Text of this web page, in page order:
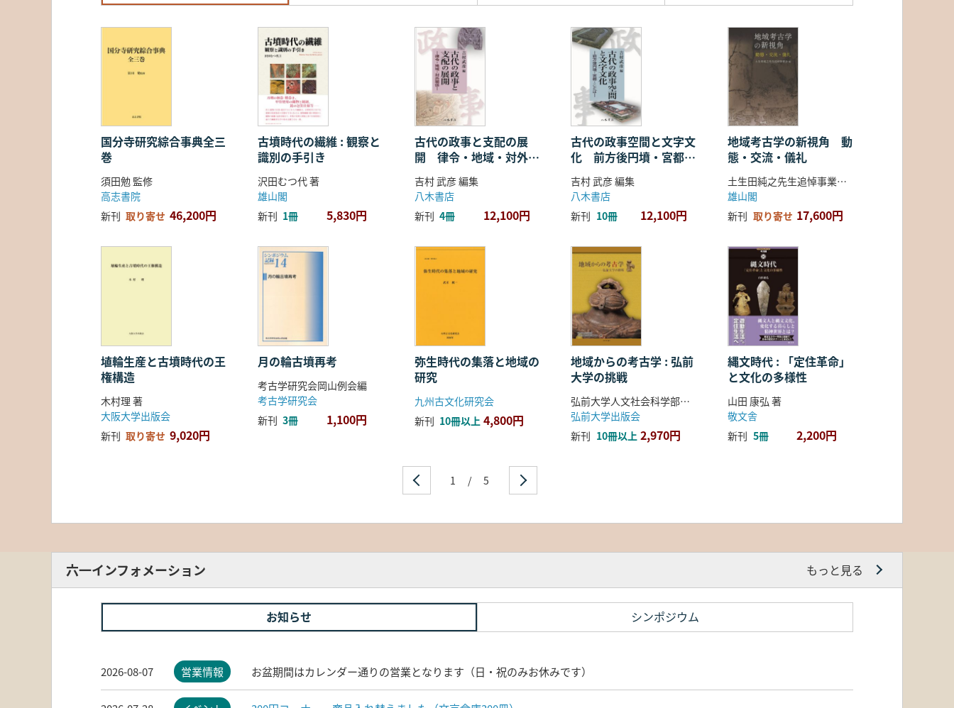
国分寺研究綜合事典全三
巻
須田勉 監修
高志書院
新刊 取り寄せ 46,200円
古墳時代の繊維 : 観察と
識別の手引き
沢田むつ代 著
雄山閣
新刊 1冊 5,830円
古代の政事と支配の展
開 律令・地域・対外関
係
吉村 武彦 編集
八木書店
新刊 4冊 12,100円
古代の政事空間と文字文
化 前方後円墳・宮都・
ことば
吉村 武彦 編集
八木書店
新刊 10冊 12,100円
地域考古学の新視角 動
態・交流・儀礼
土生田純之先生追悼事業会 編
雄山閣
新刊 取り寄せ 17,600円
埴輪生産と古墳時代の王
権構造
木村理 著
大阪大学出版会
新刊 取り寄せ 9,020円
月の輪古墳再考
考古学研究会岡山例会編
考古学研究会
新刊 3冊 1,100円
弥生時代の集落と地域の
研究
九州古文化研究会
新刊 10冊以上 4,800円
地域からの考古学 : 弘前
大学の挑戦
弘前大学人文社会科学部北日本考古学研究センター 編
弘前大学出版会
新刊 10冊以上 2,970円
縄文時代 : 「定住革命」
と文化の多様性
山田 康弘 著
敬文舎
新刊 5冊 2,200円
1 / 5
六一インフォメーション もっと見る
お知らせ シンポジウム
2026-08-07 営業情報 お盆期間はカレンダー通りの営業となります（日・祝のみお休みです）